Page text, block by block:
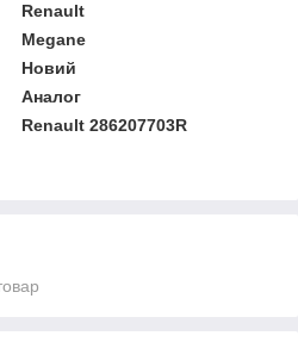
Renault
Megane
Новий
Аналог
Renault 286207703R